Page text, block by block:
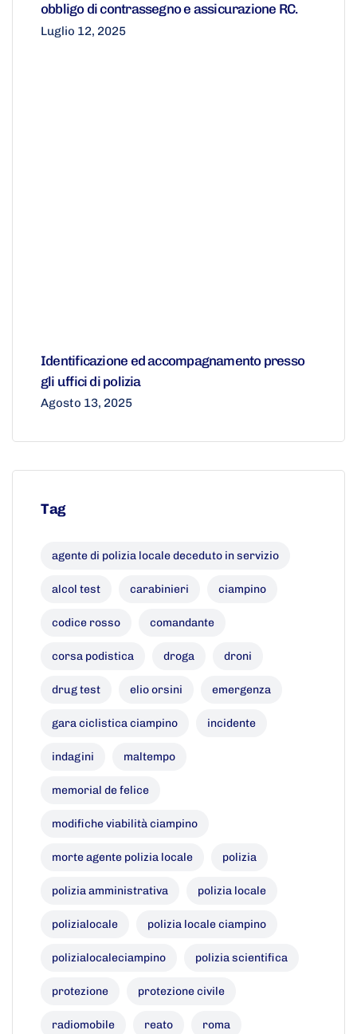
obbligo di contrassegno e assicurazione RC.
Luglio 12, 2025
Identificazione ed accompagnamento presso
gli uffici di polizia
Agosto 13, 2025
Tag
agente di polizia locale deceduto in servizio
alcol test carabinieri ciampino
codice rosso comandante
corsa podistica droga droni
drug test elio orsini emergenza
gara ciclistica ciampino incidente
indagini maltempo
memorial de felice
modifiche viabilità ciampino
morte agente polizia locale polizia
polizia amministrativa polizia locale
polizialocale polizia locale ciampino
polizialocaleciampino polizia scientifica
protezione protezione civile
radiomobile reato roma